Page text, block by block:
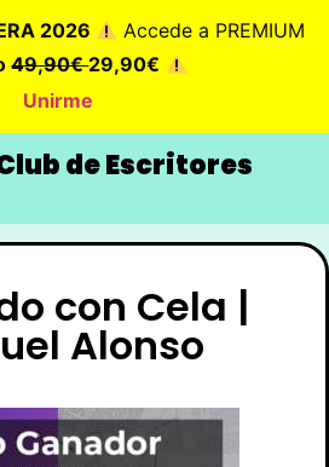
2026
Accede a PREMIUM
49,90€29,90€
Unirme
de Escritores
con Cela |
Alonso